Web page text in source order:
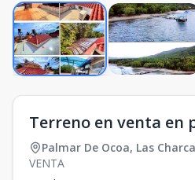
Terreno en venta en
Palmar De Ocoa, Las
VENTA